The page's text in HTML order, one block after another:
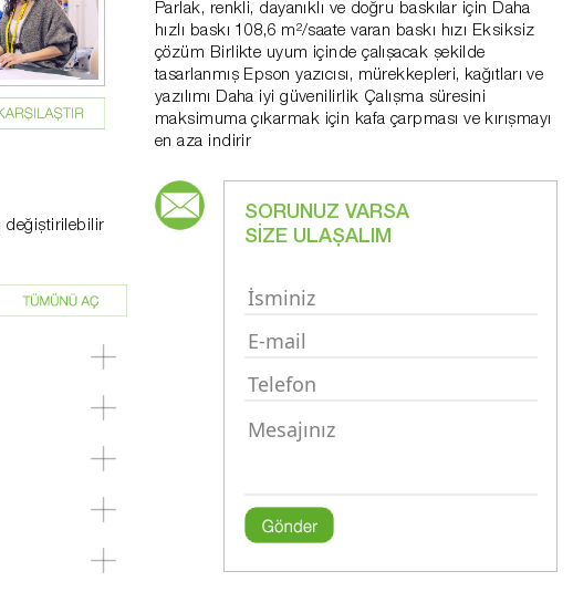
değiştirilebilir
Parlak, renkli, dayanıklı ve doğru baskılar için Daha
hızlı baskı 108,6 m²/saate varan baskı hızı Eksiksiz
çözüm Birlikte uyum içinde çalışacak şekilde
tasarlanmış Epson yazıcısı, mürekkepleri, kağıtları ve
yazılımı Daha iyi güvenilirlik Çalışma süresini
maksimuma çıkarmak için kafa çarpması ve kırışmayı
en aza indirir
SORUNUZ VARSA
SİZE ULAŞALIM